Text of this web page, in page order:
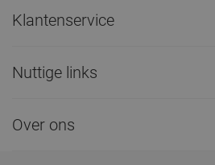
Klantenservice
Nuttige links
Over ons